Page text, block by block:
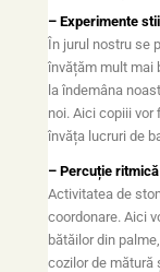
– Experimente
În jurul nostru se
învățăm mult mai
la îndemâna
noi. Aici copiii vor
învăța lucruri de
– Percuție
Activitatea de
coordonare. Aici
bătăilor din
cozilor de mătură